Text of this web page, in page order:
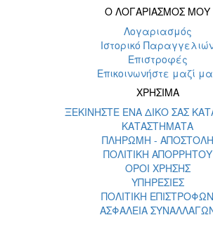
Ο ΛΟΓΑΡΙΑΣΜΟΣ ΜΟΥ
Λογαριασμός
Ιστορικό
Επιστροφές
Επικοινωνήστε μαζί
ΧΡΗΣΙΜΑ
ΞΕΚΙΝΗΣΤΕ ΕΝΑ ΔΙΚΟ ΣΑΣ
ΚΑΤΑΣΤΗΜΑΤΑ
ΠΛΗΡΩΜΗ - ΑΠΟΣΤΟΛΗ
ΠΟΛΙΤΙΚΗ ΑΠΟΡΡΗΤΟΥ
ΟΡΟΙ ΧΡΗΣΗΣ
ΥΠΗΡΕΣΙΕΣ
ΠΟΛΙΤΙΚΗ ΕΠΙΣΤΡΟΦΩΝ
ΑΣΦΑΛΕΙΑ